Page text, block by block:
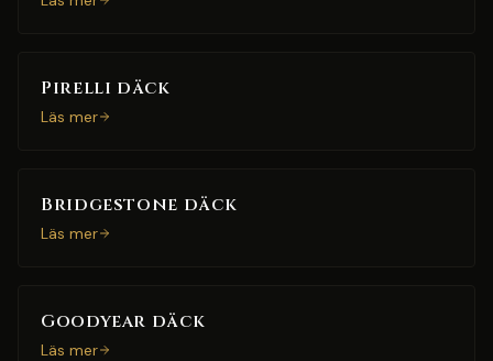
Pirelli däck
Läs mer
Bridgestone däck
Läs mer
Goodyear däck
Läs mer